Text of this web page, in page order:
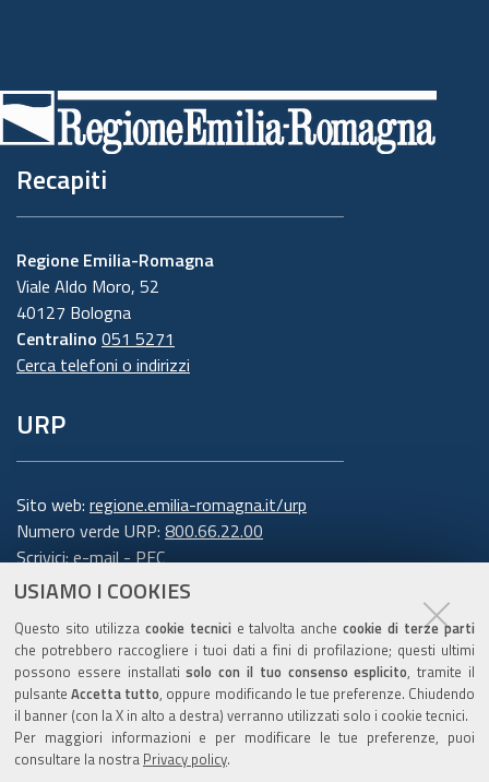
USIAMO I COOKIES
Questo sito utilizza cookie tecnici e talvolta anchecookie di terze parti
che potrebbero raccogliere i tuoi dati a fini di profilazione; questi ultimi
possono essere installatisolo con il tuo consenso esplicito, tramite il
pulsanteAccetta tutto, oppure modificando le tue preferenze. Chiudendo
il banner (con la X in alto a destra) verranno utilizzati solo i cookie tecnici.
Per maggiori informazioni e per modificare le tue preferenze, puoi
consultare la nostra Privacy policy.
Recapiti
Regione Emilia-Romagna
Viale Aldo Moro, 52
40127 Bologna
Centralino 051 5271
Cerca telefoni o indirizzi
URP
Sito web: regione.emilia-romagna.it/urp
Numero verde URP: 800.66.22.00
Scrivici:e-mail-PEC
Trasparenza
Amministrazione trasparente
Note legali e copyright
Privacy e cookie